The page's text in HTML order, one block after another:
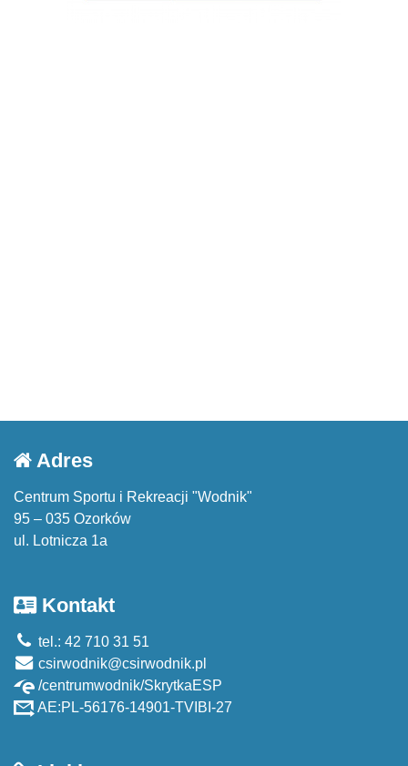
Adres
Centrum Sportu i Rekreacji "Wodnik"
95 – 035 Ozorków
ul. Lotnicza 1a
Kontakt
tel.: 42 710 31 51
csirwodnik@csirwodnik.pl
/centrumwodnik/SkrytkaESP
AE:PL-56176-14901-TVIBI-27